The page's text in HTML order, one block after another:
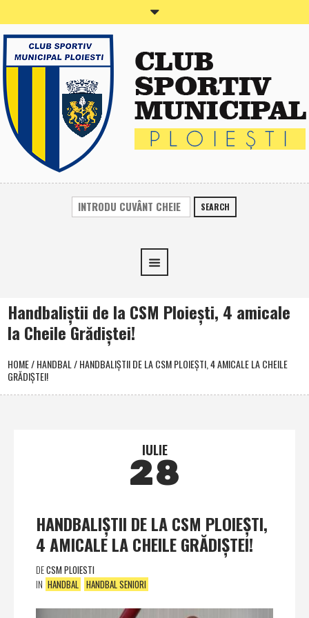
SEARCH
Handbaliştii de la CSM Ploieşti, 4 amicale
la Cheile Grădiştei!
HOME/HANDBAL/HANDBALIŞTII DE LA CSM PLOIEŞTI, 4 AMICALE LA CHEILE
GRĂDIŞTEI!
IULIE
28
HANDBALIŞTII DE LA CSM PLOIEŞTI,
4 AMICALE LA CHEILE GRĂDIŞTEI!
DECSM PLOIESTI
IN HANDBAL HANDBAL SENIORI